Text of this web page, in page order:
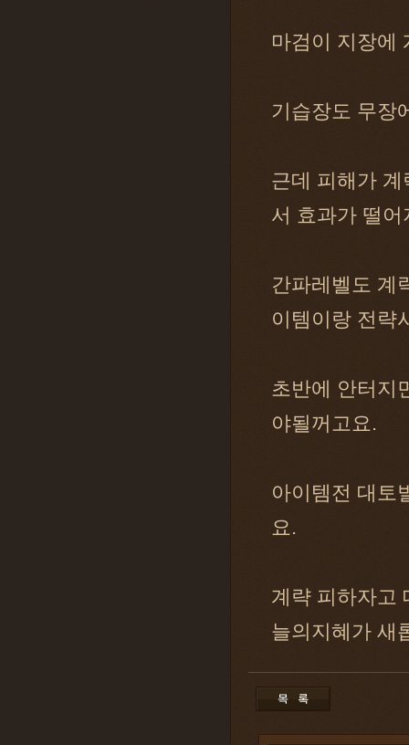
마검이 지장에
기습장도 무장
근데 피해가
서 효과가 떨어
간파레벨도 계
이템이랑 전략
초반에 안터지
야될꺼고요.
아이템전 대토
요.
계략 피하자고
늘의지혜가 새